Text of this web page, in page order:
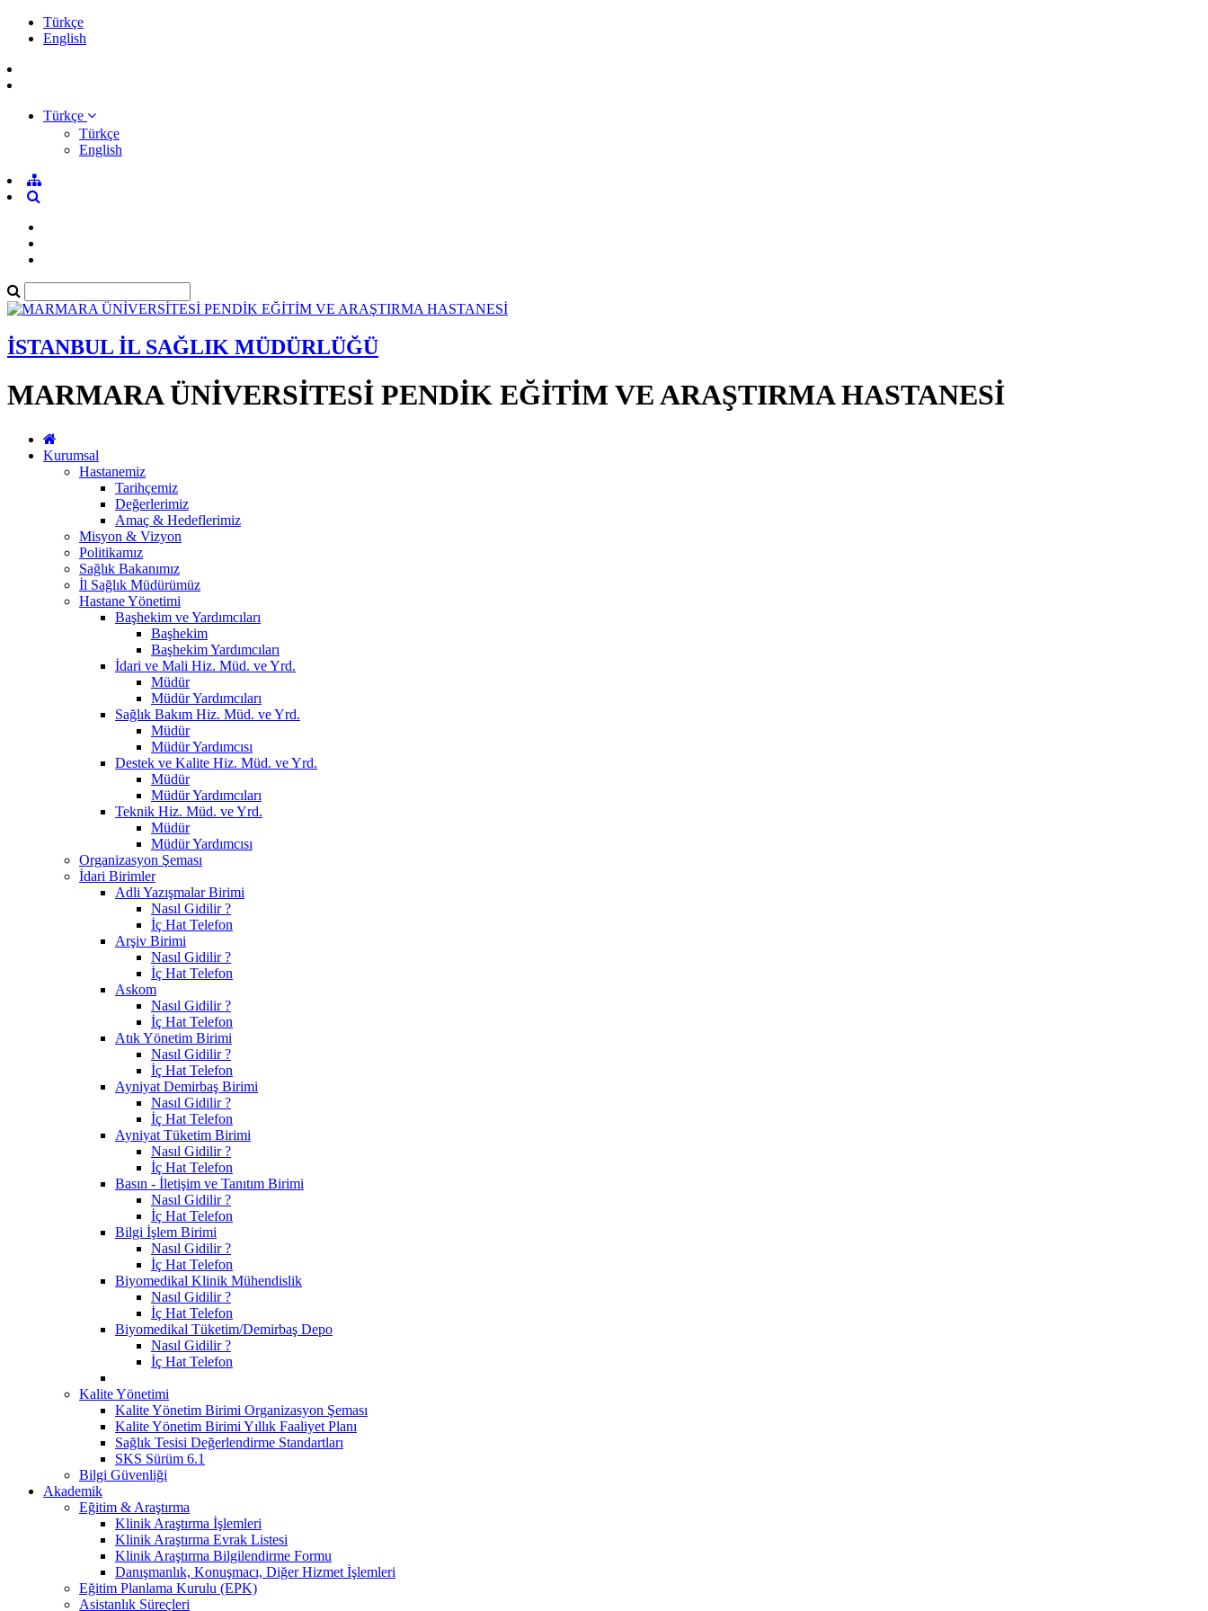
Türkçe
English
Türkçe
Türkçe
English
İSTANBUL İL SAĞLIK MÜDÜRLÜĞÜ
MARMARA ÜNİVERSİTESİ PENDİK EĞİTİM VE ARAŞTIRMA HASTANESİ
Kurumsal
Hastanemiz
Tarihçemiz
Değerlerimiz
Amaç & Hedeflerimiz
Misyon & Vizyon
Politikamız
Sağlık Bakanımız
İl Sağlık Müdürümüz
Hastane Yönetimi
Başhekim ve Yardımcıları
Başhekim
Başhekim Yardımcıları
İdari ve Mali Hiz. Müd. ve Yrd.
Müdür
Müdür Yardımcıları
Sağlık Bakım Hiz. Müd. ve Yrd.
Müdür
Müdür Yardımcısı
Destek ve Kalite Hiz. Müd. ve Yrd.
Müdür
Müdür Yardımcıları
Teknik Hiz. Müd. ve Yrd.
Müdür
Müdür Yardımcısı
Organizasyon Şeması
İdari Birimler
Adli Yazışmalar Birimi
Nasıl Gidilir ?
İç Hat Telefon
Arşiv Birimi
Nasıl Gidilir ?
İç Hat Telefon
Askom
Nasıl Gidilir ?
İç Hat Telefon
Atık Yönetim Birimi
Nasıl Gidilir ?
İç Hat Telefon
Ayniyat Demirbaş Birimi
Nasıl Gidilir ?
İç Hat Telefon
Ayniyat Tüketim Birimi
Nasıl Gidilir ?
İç Hat Telefon
Basın - İletişim ve Tanıtım Birimi
Nasıl Gidilir ?
İç Hat Telefon
Bilgi İşlem Birimi
Nasıl Gidilir ?
İç Hat Telefon
Biyomedikal Klinik Mühendislik
Nasıl Gidilir ?
İç Hat Telefon
Biyomedikal Tüketim/Demirbaş Depo
Nasıl Gidilir ?
İç Hat Telefon
Kalite Yönetimi
Kalite Yönetim Birimi Organizasyon Şeması
Kalite Yönetim Birimi Yıllık Faaliyet Planı
Sağlık Tesisi Değerlendirme Standartları
SKS Sürüm 6.1
Bilgi Güvenliği
Akademik
Eğitim & Araştırma
Klinik Araştırma İşlemleri
Klinik Araştırma Evrak Listesi
Klinik Araştırma Bilgilendirme Formu
Danışmanlık, Konuşmacı, Diğer Hizmet İşlemleri
Eğitim Planlama Kurulu (EPK)
Asistanlık Süreçleri